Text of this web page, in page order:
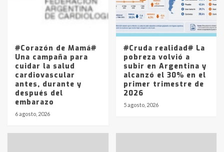
Los precios de los combustibles en
La Pampa, desde YPF hasta Axion
entre 857 a 1338 pesos
#Corazón de Mamá#
Una campaña para
cuidar la salud
cardiovascular
antes, durante y
después del
embarazo
6 agosto, 2026
#Cruda realidad# La
pobreza volvió a
subir en Argentina y
alcanzó el 30% en el
primer trimestre de
2026
5 agosto, 2026